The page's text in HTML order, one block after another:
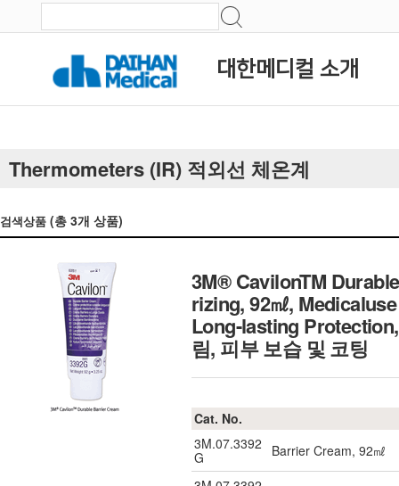
대한메디컬 소개
Thermometers (IR) 적외선 체온계
검색상품 (총 3개 상품)
3M® CavilonTM
rizing, 92㎖, Medicaluse
Long-lasting
림, 피부 보습 및 코팅
Cat. No.
3M.07.3392
G
Barrier Cream, 92㎖